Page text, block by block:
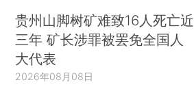
贵州山脚树矿难致16人死亡近
三年 矿长涉罪被罢免全国人
大代表
2026年08月08日